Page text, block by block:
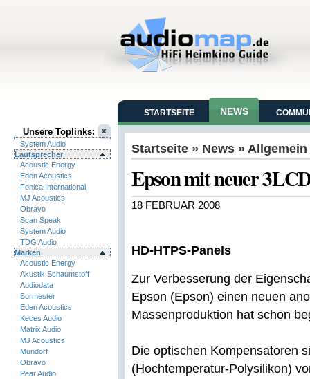
Unsere Toplinks:
System Audio
Lautsprecher
Acoustic Energy
Eden Acoustics
Fonica International
MJ Acoustics
Obravo
Scan Speak
System Audio
TDG Audio
Marken
Acoustic Energy
Akustik Schaumstoff
Audiodata
Burmester
Eden Acoustics
Keces Audio
Matrix Audio
MJ Acoustics
Mundorf
Obravo
Pear Audio
STARTSEITE NEWS
Startseite » News » Allgemein
Epson mit neuer
18 FEBRUAR 2008
HD-HTPS-Panels
Zur Verbesserung der
Epson (Epson) einen neuen
Massenproduktion hat schon
Die optischen Kompensatoren
(Hochtemperatur-Polysilikon)